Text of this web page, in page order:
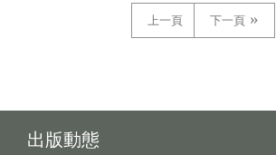
上一頁 下一頁
出版動態